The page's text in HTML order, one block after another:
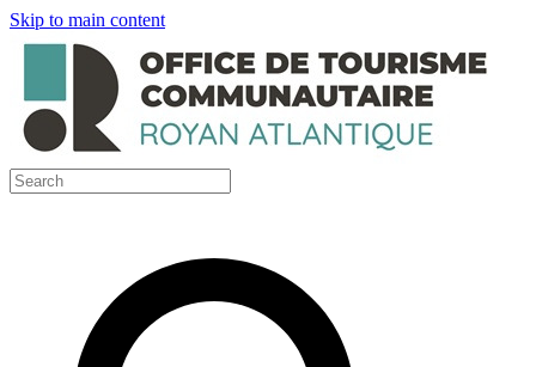
Skip to main content